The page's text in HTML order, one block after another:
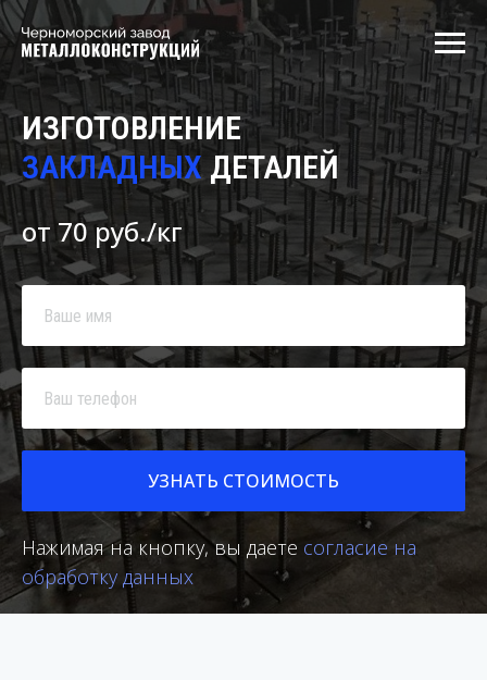
ИЗГОТОВЛЕНИЕ
ЗАКЛАДНЫХДЕТАЛЕЙ
от 70 руб./кг
УЗНАТЬ СТОИМОСТЬ
Нажимая на кнопку, вы даете согласие на
обработку данных